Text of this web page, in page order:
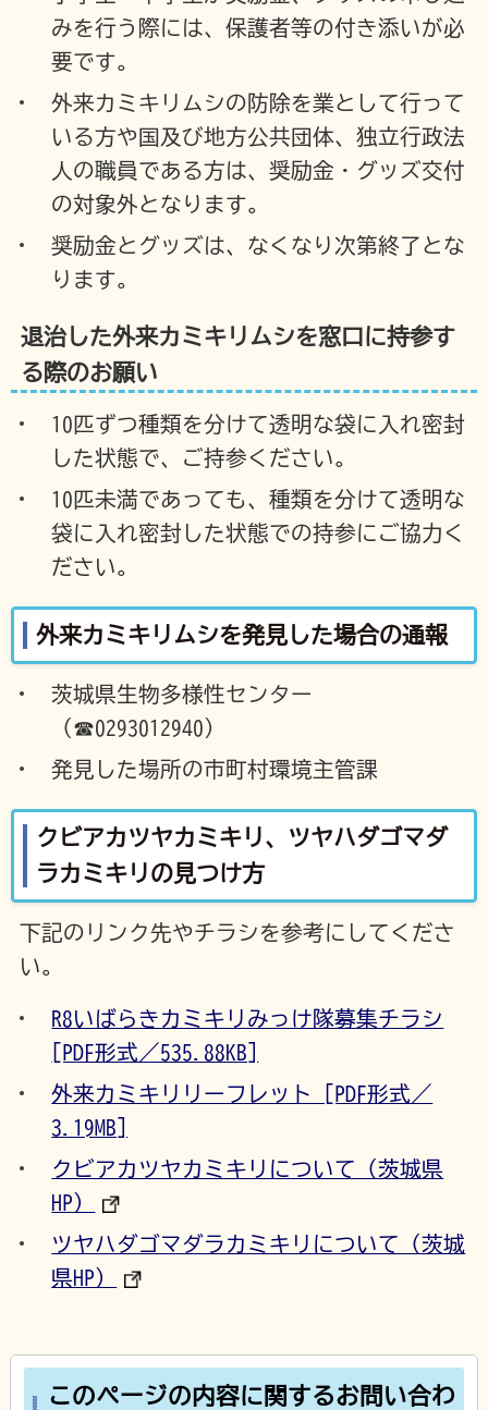
みを行う際には、保護者等の付き添いが必
要です。
外来カミキリムシの防除を業として行って
いる方や国及び地方公共団体、独立行政法
人の職員である方は、奨励金・グッズ交付
の対象外となります。
奨励金とグッズは、なくなり次第終了とな
ります。
退治した外来カミキリムシを窓口に持参す
る際のお願い
10匹ずつ種類を分けて透明な袋に入れ密封
した状態で、ご持参ください。
10匹未満であっても、種類を分けて透明な
袋に入れ密封した状態での持参にご協力く
ださい。
外来カミキリムシを発見した場合の通報
茨城県生物多様性センター
（☎0293012940）
発見した場所の市町村環境主管課
クビアカツヤカミキリ、ツヤハダゴマダ
ラカミキリの見つけ方
下記のリンク先やチラシを参考にしてくださ
い。
R8いばらきカミキリみっけ隊募集チラシ
[PDF形式／535.88KB]
外来カミキリリーフレット [PDF形式／
3.19MB]
クビアカツヤカミキリについて（茨城県
HP）
ツヤハダゴマダラカミキリについて（茨城
県HP）
このページの内容に関するお問い合わ